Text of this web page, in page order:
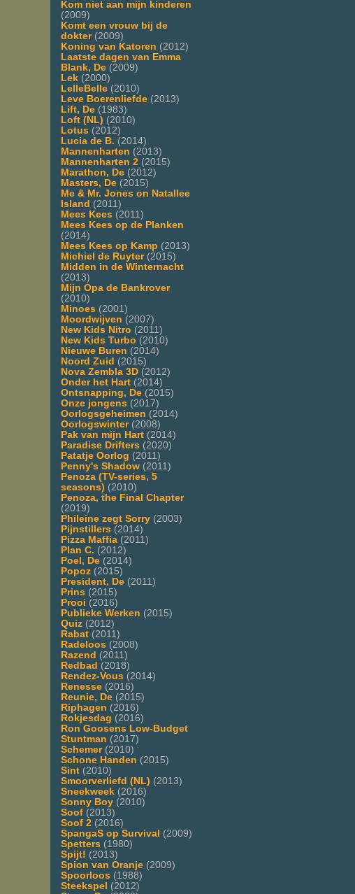
Kom niet aan mijn kinderen
(2009)
Komt een vrouw bij de
dokter(2009)
Koning van Katoren (2012)
Laatste dagen van Emma
Blank, De (2009)
Lek (2000)
LelleBelle (2010)
Leve Boerenliefde (2013)
Lift, De (1983)
Loft (NL) (2010)
Lotus (2012)
Lucia de B. (2014)
Mannenharten (2013)
Mannenharten 2 (2015)
Marathon, De (2012)
Masters, De (2015)
Me & Mr. Jones on Natallee
Island (2011)
Mees Kees (2011)
Mees Kees op de Planken
(2014)
Mees Kees op Kamp (2013)
Michiel de Ruyter(2015)
Midden in de Winternacht
(2013)
Mijn Opa de Bankrover
(2010)
Minoes (2001)
Moordwijven (2007)
New Kids Nitro (2011)
New Kids Turbo (2010)
Nieuwe Buren (2014)
Noord Zuid (2015)
Nova Zembla 3D (2012)
Onder het Hart (2014)
Ontsnapping, De (2015)
Onze jongens (2017)
Oorlogsgeheimen (2014)
Oorlogswinter(2008)
Pak van mijn Hart (2014)
Paradise Drifters (2020)
Patatje Oorlog (2011)
Penny's Shadow (2011)
Penoza (TV-series, 5
seasons) (2010)
Penoza, the Final Chapter
(2019)
Phileine zegt Sorry (2003)
Pijnstillers (2014)
Pizza Maffia (2011)
Plan C. (2012)
Poel, De (2014)
Popoz (2015)
President, De (2011)
Prins (2015)
Prooi (2016)
Publieke Werken (2015)
Quiz (2012)
Rabat (2011)
Radeloos (2008)
Razend (2011)
Redbad (2018)
Rendez-Vous (2014)
Renesse (2016)
Reunie, De (2015)
Riphagen (2016)
Rokjesdag (2016)
Ron Goosens Low-Budget
Stuntman (2017)
Schemer(2010)
Schone Handen (2015)
Sint (2010)
Smoorverliefd (NL) (2013)
Sneekweek (2016)
Sonny Boy (2010)
Soof (2013)
Soof 2 (2016)
SpangaS op Survival (2009)
Spetters (1980)
Spijt! (2013)
Spion van Oranje (2009)
Spoorloos (1988)
Steekspel (2012)